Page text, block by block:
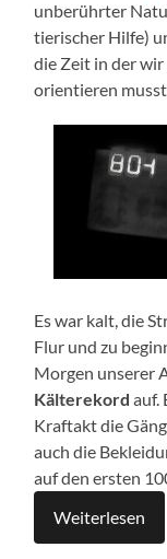
unberührter
tierischer Hilfe)
die Zeit in der
orientieren
Es war kalt, die
Flur und zu
Morgen unserer
Kälterekord auf.
Kraftakt die
auch die
auf den ersten
Weiterlesen